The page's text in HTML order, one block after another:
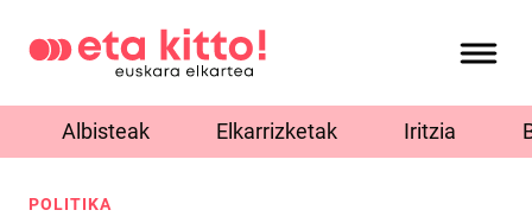
Albisteak Elkarrizketak Iritzia
POLITIKA